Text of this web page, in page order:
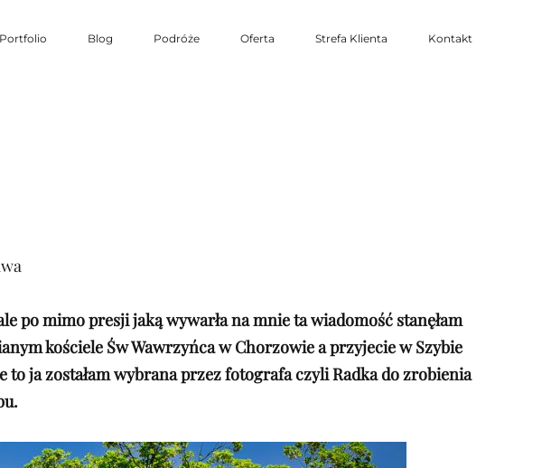
Portfolio Blog Podróże Oferta Strefa Klienta Kontakt
po mimo presji jaką wywarła na mnie ta wiadomość stanęłam
kościele Św Wawrzyńca w Chorzowie a przyjecie w Szybie
ja zostałam wybrana przez fotografa czyli Radka do zrobienia